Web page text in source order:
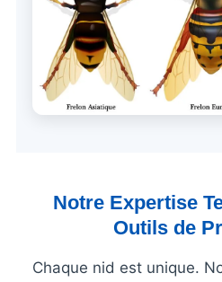
Notre Expertise
Outils de
Chaque nid est unique.